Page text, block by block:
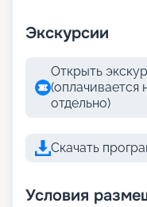
Экскурсии
Открыть
(оплачивается
отдельно)
Скачать
Условия